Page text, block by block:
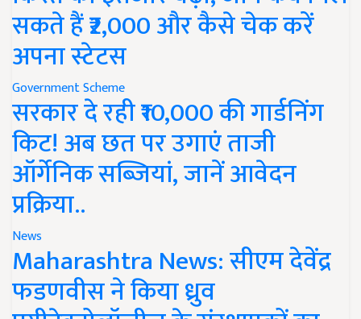
सकते हैं ₹2,000 और कैसे चेक करें
अपना स्टेटस
Government Scheme
सरकार दे रही ₹10,000 की गार्डनिंग
किट! अब छत पर उगाएं ताजी
ऑर्गेनिक सब्जियां, जानें आवेदन
प्रक्रिया..
News
Maharashtra News: सीएम देवेंद्र
फडणवीस ने किया ध्रुव